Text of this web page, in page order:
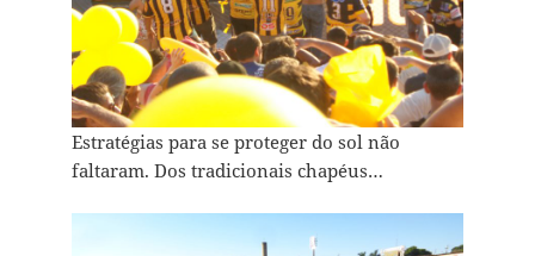
Estratégias para se proteger do sol não
faltaram. Dos tradicionais chapéus…